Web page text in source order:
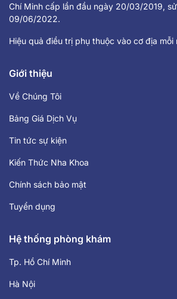
Chí Minh cấp lần đầu ngày 20/03/2019,
09/06/2022.
Hiệu quả điều trị phụ thuộc vào cơ địa mỗi
Giới thiệu
Về Chúng Tôi
Bảng Giá Dịch Vụ
Tin tức sự kiện
Kiến Thức Nha Khoa
Chính sách bảo mật
Tuyển dụng
Hệ thống phòng khám
Tp. Hồ Chí Minh
Hà Nội